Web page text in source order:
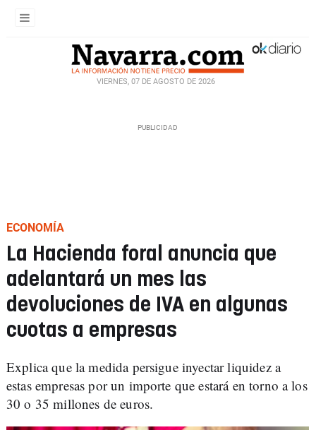
VIERNES, 07 DE AGOSTO DE 2026
ECONOMÍA
La Hacienda foral anuncia que
adelantará un mes las
devoluciones de IVA en algunas
cuotas a empresas
Explica que la medida persigue inyectar liquidez a
estas empresas por un importe que estará en torno a los
30 o 35 millones de euros.